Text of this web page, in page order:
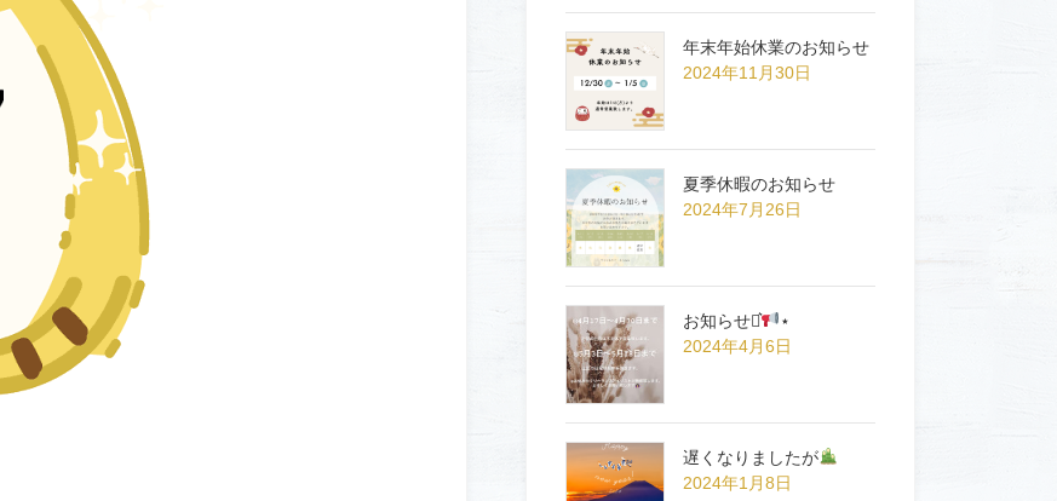
年末年始休業のお知らせ
2024年11月30日
夏季休暇のお知らせ
2024年7月26日
お知らせ⋆͛
⋆
2024年4月6日
遅くなりましたが
2024年1月8日